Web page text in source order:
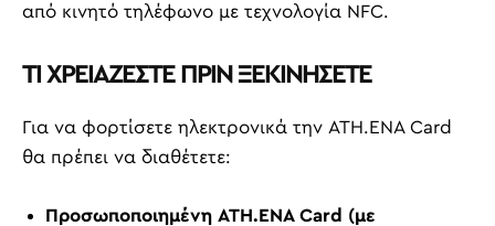
από κινητό τηλέφωνο με τεχνολογία NFC.
ΤΙ ΧΡΕΙΑΖΕΣΤΕ ΠΡΙΝ ΞΕΚΙΝΗΣΕΤΕ
Για να φορτίσετε ηλεκτρονικά την ATH.ENA Card
θα πρέπει να διαθέτετε:
Προσωποποιημένη ATH.ENA Card (με